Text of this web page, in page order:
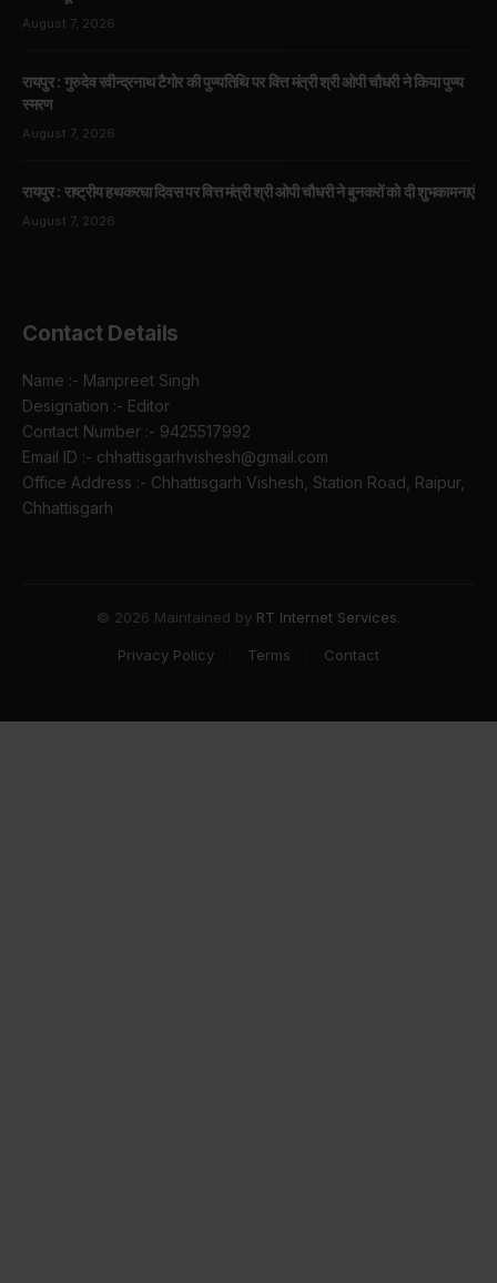
August 7, 2026
रायपुर : गुरुदेव रवीन्द्रनाथ टैगोर की पुण्यतिथि पर वित्त मंत्री श्री ओपी चौधरी ने किया पुण्य
स्मरण
August 7, 2026
रायपुर : राष्ट्रीय हथकरघा दिवस पर वित्त मंत्री श्री ओपी चौधरी ने बुनकरों को दी शुभकामनाएं
August 7, 2026
Contact Details
Name :- Manpreet Singh
Designation :- Editor
Contact Number :- 9425517992
Email ID :- chhattisgarhvishesh@gmail.com
Office Address :- Chhattisgarh Vishesh, Station Road, Raipur,
Chhattisgarh
© 2026 Maintained by RT Internet Services
Privacy Policy Terms Contact